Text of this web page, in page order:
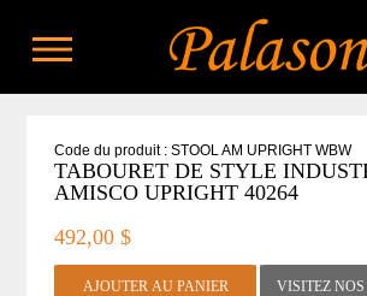
Code du produit : STOOL AM UPRIGHT WBW
TABOURET DE STYLE
AMISCO UPRIGHT 40264
492,00 $
VISITEZ